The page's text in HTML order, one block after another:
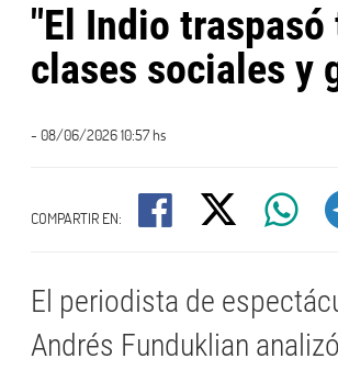
"El Indio
clases sociales y
- 08/06/2026 10:57 hs
COMPARTIR EN:
El periodista de
Andrés Funduklian